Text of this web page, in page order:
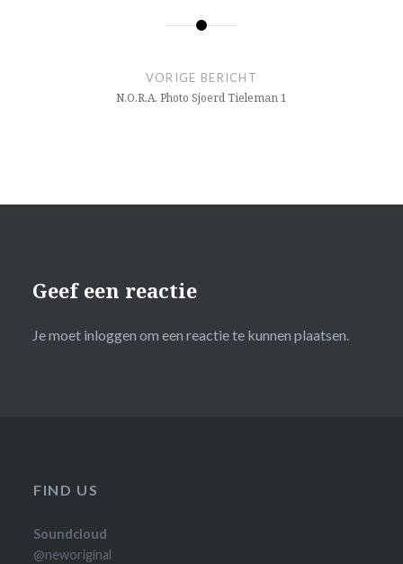
VORIGE BERICHT
N.O.R.A. Photo Sjoerd Tieleman 1
Geef een reactie
Je moet inloggen om een reactie te kunnen plaatsen.
FIND US
Soundcloud
@neworiginal